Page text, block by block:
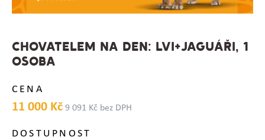
CHOVATELEM NA DEN: LVI+JAGUÁŘI, 1
OSOBA
CENA
11 000 Kč 9 091 Kč bez DPH
DOSTUPNOST